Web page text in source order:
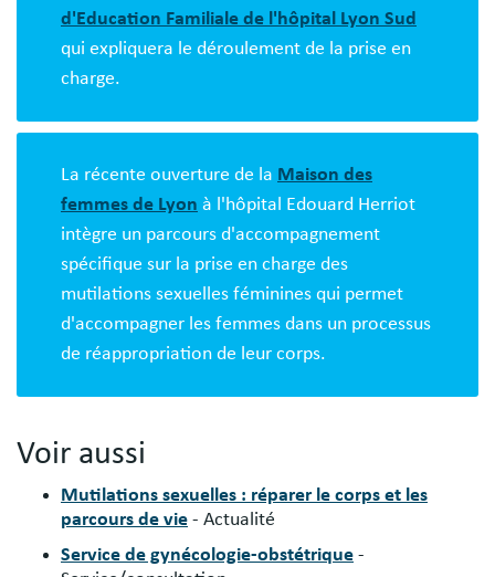
d'Education Familiale de l'hôpital Lyon Sud
qui expliquera le déroulement de la prise en
charge.
La récente ouverture de la Maison des
femmes de Lyon à l'hôpital Edouard Herriot
intègre un parcours d'accompagnement
spécifique sur la prise en charge des
mutilations sexuelles féminines qui permet
d'accompagner les femmes dans un processus
de réappropriation de leur corps.
Voir aussi
Mutilations sexuelles : réparer le corps et les
parcours de vie - Actualité
Service de gynécologie-obstétrique -